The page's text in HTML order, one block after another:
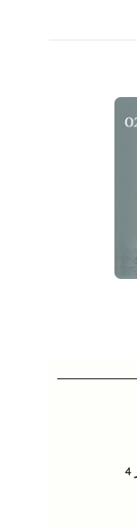
خرید اعتباری و پرداخت در 4